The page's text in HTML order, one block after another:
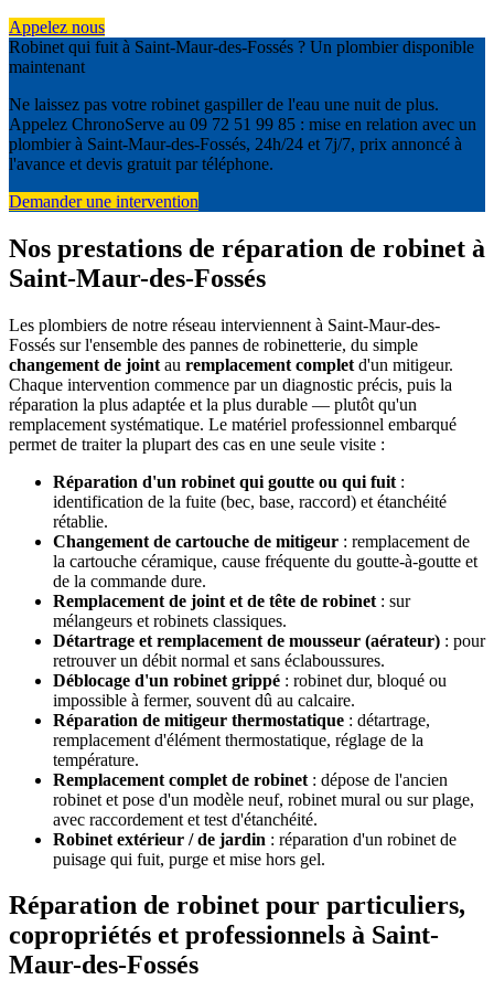
Appelez nous
Robinet qui fuit à Saint-Maur-des-Fossés ? Un plombier disponible
maintenant
Ne laissez pas votre robinet gaspiller de l'eau une nuit de plus.
Appelez ChronoServe au 09 72 51 99 85 : mise en relation avec un
plombier à Saint-Maur-des-Fossés, 24h/24 et 7j/7, prix annoncé à
l'avance et devis gratuit par téléphone.
Demander une intervention
Nos prestations de réparation de robinet à
Saint-Maur-des-Fossés
Les plombiers de notre réseau interviennent à Saint-Maur-des-
Fossés sur l'ensemble des pannes de robinetterie, du simple
changement de joint au remplacement complet d'un mitigeur.
Chaque intervention commence par un diagnostic précis, puis la
réparation la plus adaptée et la plus durable — plutôt qu'un
remplacement systématique. Le matériel professionnel embarqué
permet de traiter la plupart des cas en une seule visite :
Réparation d'un robinet qui goutte ou qui fuit :
identification de la fuite (bec, base, raccord) et étanchéité
rétablie.
Changement de cartouche de mitigeur : remplacement de
la cartouche céramique, cause fréquente du goutte-à-goutte et
de la commande dure.
Remplacement de joint et de tête de robinet : sur
mélangeurs et robinets classiques.
Détartrage et remplacement de mousseur (aérateur) : pour
retrouver un débit normal et sans éclaboussures.
Déblocage d'un robinet grippé : robinet dur, bloqué ou
impossible à fermer, souvent dû au calcaire.
Réparation de mitigeur thermostatique : détartrage,
remplacement d'élément thermostatique, réglage de la
température.
Remplacement complet de robinet : dépose de l'ancien
robinet et pose d'un modèle neuf, robinet mural ou sur plage,
avec raccordement et test d'étanchéité.
Robinet extérieur / de jardin : réparation d'un robinet de
puisage qui fuit, purge et mise hors gel.
Réparation de robinet pour particuliers,
copropriétés et professionnels à Saint-
Maur-des-Fossés